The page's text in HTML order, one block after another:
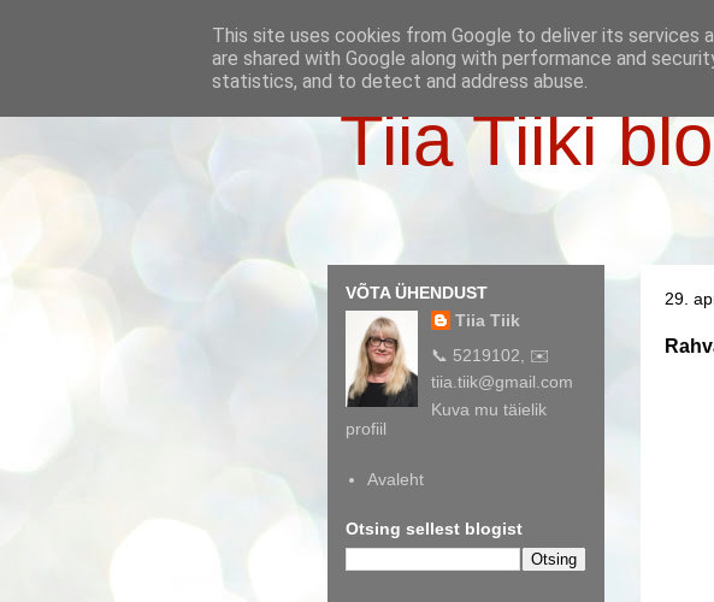
Tiia Tiiki
29.
VÕTA ÜHENDUST
Tiia Tiik
📞 5219102, ✉️
tiia.tiik@gmail.com
Kuva mu täielik
profiil
Avaleht
Otsing sellest blogist
This site uses cookies from Google to deliver its services
are shared with Google along with performance and
statistics, and to detect and address abuse.